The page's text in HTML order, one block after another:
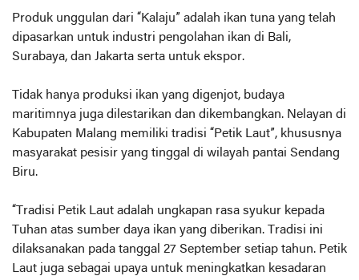
Produk unggulan dari “Kalaju” adalah ikan tuna yang telah
dipasarkan untuk industri pengolahan ikan di Bali,
Surabaya, dan Jakarta serta untuk ekspor.
Tidak hanya produksi ikan yang digenjot, budaya
maritimnya juga dilestarikan dan dikembangkan. Nelayan di
Kabupaten Malang memiliki tradisi “Petik Laut”, khususnya
masyarakat pesisir yang tinggal di wilayah pantai Sendang
Biru.
“Tradisi Petik Laut adalah ungkapan rasa syukur kepada
Tuhan atas sumber daya ikan yang diberikan. Tradisi ini
dilaksanakan pada tanggal 27 September setiap tahun. Petik
Laut juga sebagai upaya untuk meningkatkan kesadaran